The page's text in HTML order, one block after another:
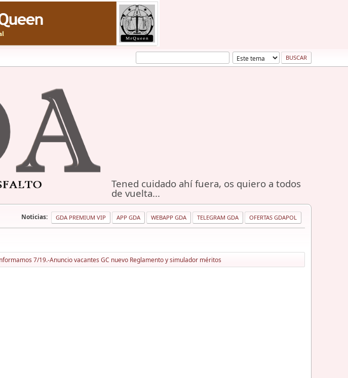
Tened cuidado ahí fuera, os quiero a todos
de vuelta...
Noticias: GDA PREMIUM VIP APP GDA WEBAPP GDA TELEGRAM GDA OFERTAS GDAPOL
7/19.-Anuncio vacantes GC nuevo Reglamento y simulador méritos